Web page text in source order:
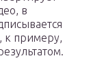
в
к примеру,